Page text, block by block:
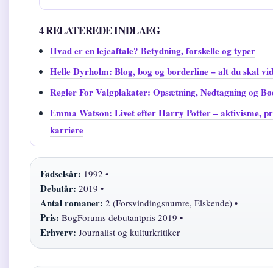
4 RELATEREDE INDLAEG
Hvad er en lejeaftale? Betydning, forskelle og typer
Helle Dyrholm: Blog, bog og borderline – alt du skal
Regler For Valgplakater: Opsætning, Nedtagning og
Emma Watson: Livet efter Harry Potter – aktivisme,
karriere
Fødselsår: 1992 •
Debutår: 2019 •
Antal romaner: 2 (Forsvindingsnumre, Elskende) •
Pris: BogForums debutantpris 2019 •
Erhverv: Journalist og kulturkritiker